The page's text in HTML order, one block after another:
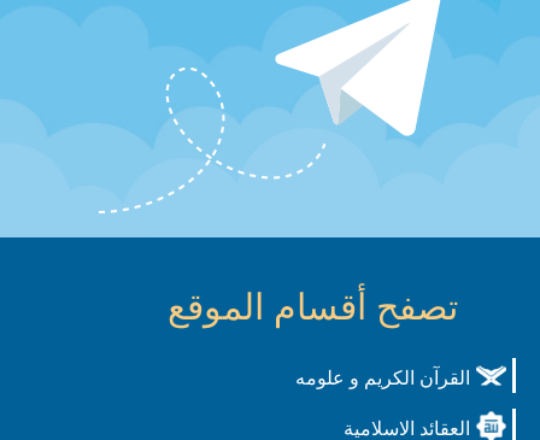
تصفح أقسام الموقع
القرآن الكريم و علومه
العقائد الاسلامية